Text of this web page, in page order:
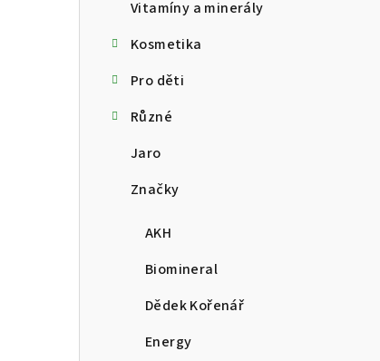
Vitamíny a minerály
Kosmetika
Pro děti
Různé
Jaro
Značky
AKH
Biomineral
Dědek Kořenář
Energy